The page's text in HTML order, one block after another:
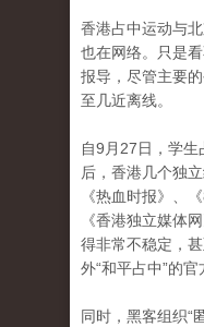
香港占中运动与
也在网络。
只是
报导，尽管主要
至几近离线。
自9月27日，学
后，香​​港几个独
《热血时报》、
《香港独立媒体
得非常不稳定，
外“和平占中”的官
同时，黑客组织“